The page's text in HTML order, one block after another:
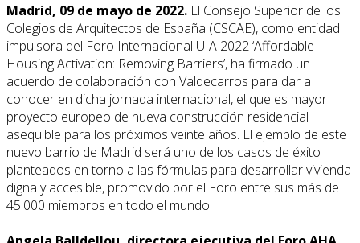
Madrid, 09 de mayo de 2022. El Consejo Superior de los
Colegios de Arquitectos de España (CSCAE), como entidad
impulsora del Foro Internacional UIA 2022 ‘Affordable
Housing Activation: Removing Barriers’, ha firmado un
acuerdo de colaboración con Valdecarros para dar a
conocer en dicha jornada internacional, el que es mayor
proyecto europeo de nueva construcción residencial
asequible para los próximos veinte años. El ejemplo de este
nuevo barrio de Madrid será uno de los casos de éxito
planteados en torno a las fórmulas para desarrollar vivienda
digna y accesible, promovido por el Foro entre sus más de
45.000 miembros en todo el mundo.